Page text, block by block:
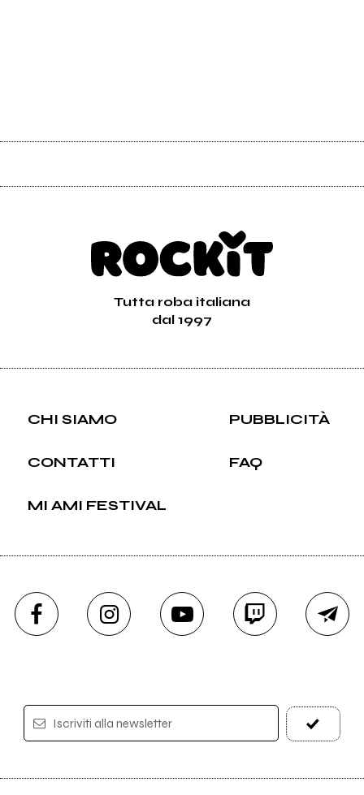
Tutta roba italiana
dal 1997
CHI SIAMO PUBBLICITÀ
CONTATTI FAQ
MI AMI FESTIVAL
Iscriviti alla newsletter